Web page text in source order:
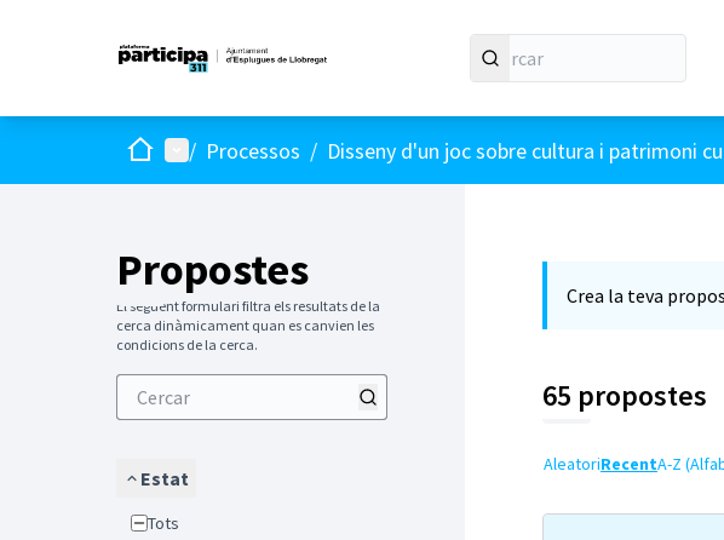
Inici Menú principal
/ Processos / Disseny d'un joc sobre cultura i patrimoni
Propostes
El següent formulari filtra els resultats de la
cerca dinàmicament quan es canvien les
condicions de la cerca.
Estat
Tots
Crea la teva
65 propostes
AleatoriRecentA-Z